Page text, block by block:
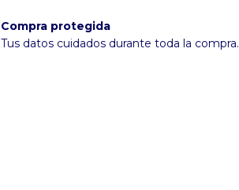
Compra protegida
Tus datos cuidados durante toda la compra.